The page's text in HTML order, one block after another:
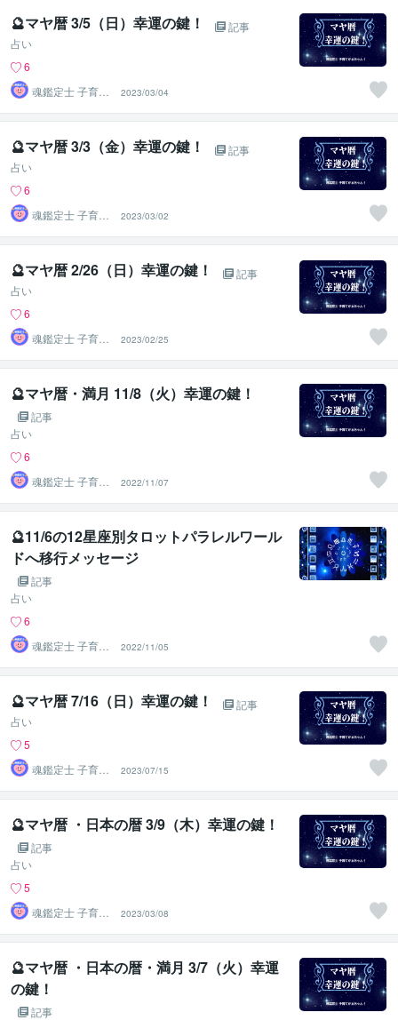
🔮マヤ暦 3/5（日）幸運の鍵！
記事
占い
6
魂鑑定士 子育て
かぁちゃん！
2023/03/04
🔮マヤ暦 3/3（金）幸運の鍵！
記事
占い
6
魂鑑定士 子育て
かぁちゃん！
2023/03/02
🔮マヤ暦 2/26（日）幸運の鍵！
記事
占い
6
魂鑑定士 子育て
かぁちゃん！
2023/02/25
🔮マヤ暦・満月 11/8（火）幸運の鍵！
記事
占い
6
魂鑑定士 子育て
かぁちゃん！
2022/11/07
🔮11/6の12星座別タロットパラレルワール
ドへ移行メッセージ
記事
占い
6
魂鑑定士 子育て
かぁちゃん！
2022/11/05
🔮マヤ暦 7/16（日）幸運の鍵！
記事
占い
5
魂鑑定士 子育て
かぁちゃん！
2023/07/15
🔮マヤ暦 ・日本の暦 3/9（木）幸運の鍵！
記事
占い
5
魂鑑定士 子育て
かぁちゃん！
2023/03/08
🔮マヤ暦 ・日本の暦・満月 3/7（火）幸運
の鍵！
記事